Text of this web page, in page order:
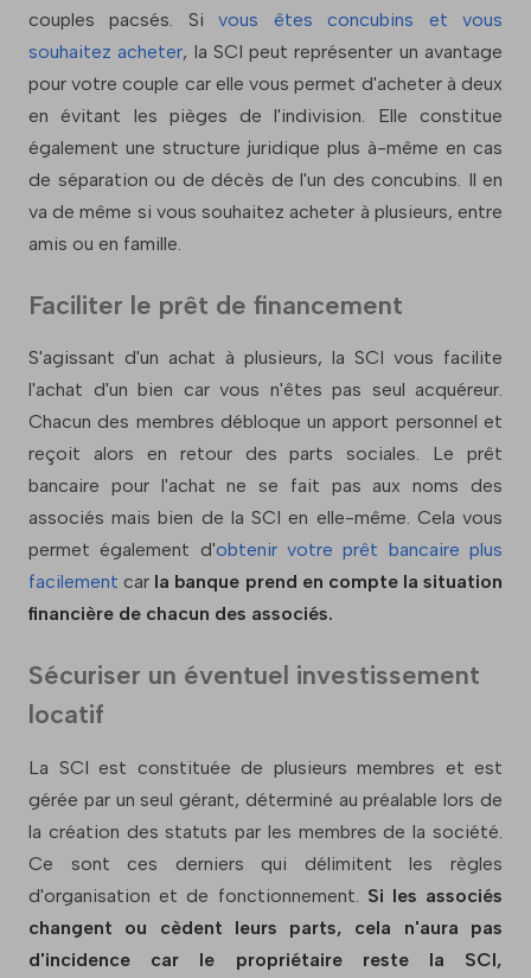
couples pacsés. Sivous êtes concubins et vous
souhaitez acheter, la SCI peut représenter un avantage
pour votre couple car elle vous permet d'acheter à deux
en évitant les pièges de l'indivision. Elle constitue
également une structure juridique plus à-même en cas
de séparation ou de décès de l'un des concubins. Il en
va de même si vous souhaitez acheter à plusieurs, entre
amis ou en famille.
Faciliter le prêt de financement
S'agissant d'un achat à plusieurs, la SCI vous facilite
l'achat d'un bien car vous n'êtes pas seul acquéreur.
Chacun des membres débloque un apport personnel et
reçoit alors en retour des parts sociales. Le prêt
bancaire pour l'achat ne se fait pas aux noms des
associés mais bien de la SCI en elle-même. Cela vous
permet également d'obtenir votre prêt bancaire plus
facilement car la banque prend en compte la situation
financière de chacun des associés.
Sécuriser un éventuel investissement
locatif
La SCI est constituée de plusieurs membres et est
gérée par un seul gérant, déterminé au préalable lors de
la création des statuts par les membres de la société.
Ce sont ces derniers qui délimitent les règles
d'organisation et de fonctionnement. Si les associés
changent ou cèdent leurs parts, cela n'aura pas
d'incidence car le propriétaire reste la SCI,